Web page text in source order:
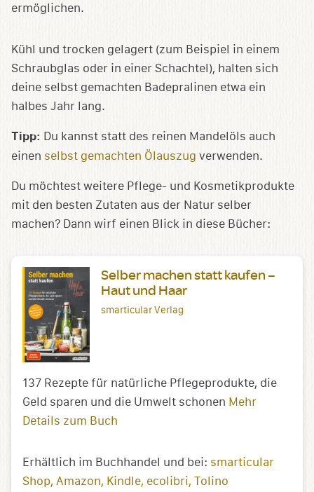
ermöglichen.
Kühl und trocken gelagert (zum Beispiel in einem
Schraubglas oder in einer Schachtel), halten sich
deine selbst gemachten Badepralinen etwa ein
halbes Jahr lang.
Tipp: Du kannst statt des reinen Mandelöls auch
einen selbst gemachten Ölauszug verwenden.
Du möchtest weitere Pflege- und Kosmetikprodukte
mit den besten Zutaten aus der Natur selber
machen? Dann wirf einen Blick in diese Bücher:
Selber machen statt kaufen –
Haut und Haar
smarticular Verlag
137 Rezepte für natürliche Pflegeprodukte, die
Geld sparen und die Umwelt schonen Mehr
Details zum Buch
Erhältlich im Buchhandel und bei: smarticular
Shop Amazon Kindle ecolibri Tolino